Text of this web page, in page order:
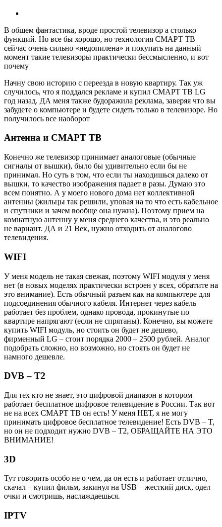
В общем фантастика, вроде простой телевизор а столько
функций. Но все бы хорошо, но технология СМАРТ ТВ
сейчас очень сильно «недопилена» и покупать на данный
момент такие телевизоры практически бессмысленно, и вот
почему
Начну свою историю с переезда в новую квартиру. Так уж
случилось, что я поддался рекламе и купил СМАРТ ТВ LG
год назад. ДА меня также будоражила реклама, заверяя что вы
забудете о компьютере и будете сидеть только в телевизоре. Но
получилось все наоборот
Антенна и СМАРТ ТВ
Конечно же телевизор принимает аналоговые (обычные
сигналы от вышки), было бы удивительно если бы не
принимал. Но суть в том, что если ты находишься далеко от
вышки, то качество изображения падает в разы. Думаю это
всем понятно. А у моего нового дома нет коллективной
антенны (жильцы так решили, уповая на то что есть кабельное
и спутники и зачем вообще она нужна). Поэтому прием на
комнатную антенну у меня среднего качества, и это реально
не вариант. ДА и 21 Век, нужно отходить от аналогово
телевидения.
WIFI
У меня модель не такая свежая, поэтому WIFI модуля у меня
нет (в новых моделях практически встроен у всех, обратите на
это внимание). Есть обычный разъем как на компьютере для
подсоединения обычного кабеля. Интернет через кабель
работает без проблем, однако провода, прокинутые по
квартире напрягают (если не спрятаны). Конечно, вы можете
купить WIFI модуль, но стоить он будет не дешево,
фирменный LG – стоит порядка 2000 – 2500 рублей. Аналог
подобрать сложно, но возможно, но стоять он будет не
намного дешевле.
DVB – T2
Для тех кто не знает, это цифровой диапазон в котором
работает бесплатное цифровое телевидение в России. Так вот
не на всех СМАРТ ТВ он есть! У меня НЕТ, я не могу
принимать цифровое бесплатное телевидение! Есть DVB – T,
но он не подходит нужно DVB – T2, ОБРАЩАЙТЕ НА ЭТО
ВНИМАНИЕ!
3D
Тут говорить особо не о чем, да он есть и работает отлично,
скачал – купил фильм, закинул на USB – жесткий диск, одел
очки и смотришь, наслаждаешься.
IPTV